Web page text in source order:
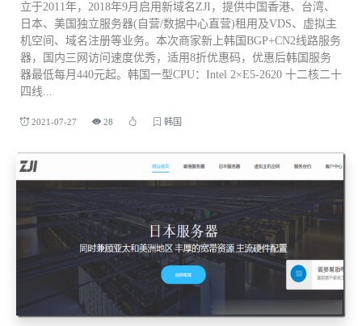
立于2011年，2018年9月启用新域名ZJI，提供中国香港、台湾、
日本、美国独立服务器(自营/数据中心直营)租用及VDS、虚拟主
机空间、域名注册等业务。本次商家新上韩国BGP+CN2线路服务
器，国内三网访问速度优秀，适用8折优惠码，优惠后韩国服务
器最低每月440元起。韩国一型CPU：Intel 2×E5-2620 十二核二十
四线...
2021-07-27 28 韩国